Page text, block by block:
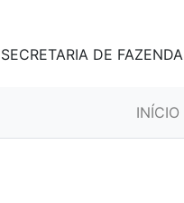
SECRETARIA DE
INÍCIO